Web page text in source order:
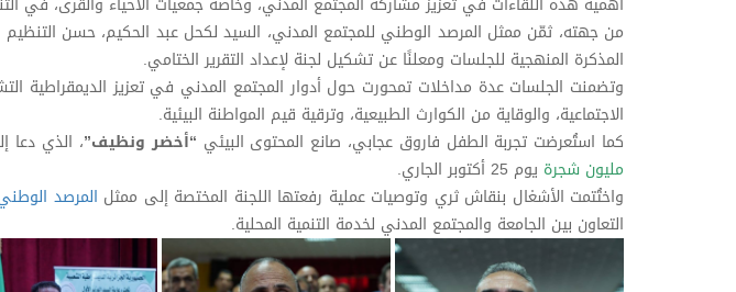
من جهته، ثمّن ممثل المرصد الوطني للمجتمع المدني، السيد لكحل عبد الحكيم، حسن
المذكرة المنهجية للجلسات ومعلنًا عن تشكيل لجنة لإعداد التقرير الختامي.
وتضمنت الجلسات عدة مداخلات تمحورت حول أدوار المجتمع المدني في تعزيز الديمقراطية
الاجتماعية، والوقاية من الكوارث الطبيعية، وترقية قيم المواطنة البيئية.
كما استُعرضت تجربة الطفل فاروق عجابي، صانع المحتوى البيئي “أخضر ونظيف”، الذي دعا
مليون شجرة يوم 25 أكتوبر الجاري.
واختُتمت الأشغال بنقاش ثري وتوصيات عملية رفعتها اللجنة المختصة إلى ممثل المرصد
التعاون بين الجامعة والمجتمع المدني لخدمة التنمية المحلية.